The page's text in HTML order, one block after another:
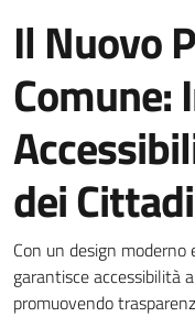
Il Nuovo
Comune:
dei
Dettagli
Con un design
garantisce accessibilità
promuovendo